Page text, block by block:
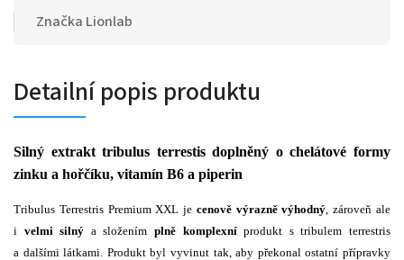
Značka Lionlab
Detailní popis produktu
Silný extrakt tribulus terrestis doplněný o chelátové formy
zinku a hořčíku, vitamín B6 a piperin
Tribulus Terrestris Premium XXL je cenově výrazně výhodný , zároveň ale
i velmi silný a složenímplně komplexníprodukt s tribulem terrestris
a dalšími látkami. Produkt byl vyvinut tak, aby překonal ostatní přípravky